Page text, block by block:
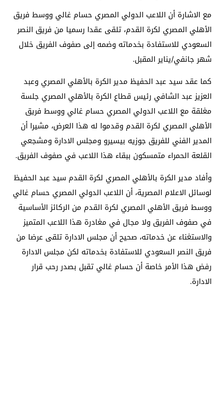
مع الاشارة أن اللاعب الدولي المصري حسام غالي ووسط فريق
الأهلي المصري لكرة القدم، تلقى عقدا رسميا من فريق النصر
السعودي للاستفادة بخدماته وضمه إلى صفوف الفريق خلال
شهر جانفي/يناير المقبل.
كما عقد سيد عبد الحفيظ مدير الكرة بالأهلي المصري وعبد
العزيز عبد الشافي رئيس قطاع الكرة بالأهلي المصري جلسة
مغلقة مع اللاعب الدولي المصري حسام غالي ووسط فريق
الأهلي المصري لكرة القدم وقدموا له هذا العرض، مشيرا أن
المدير الفني للفريق جوزيه بيسيرو ومجلس الادارة ومشجعي
القلعة الحمراء متمسكون ببقاء هذا اللاعب في صفوف الفريق.
وأفاد مدير الكرة بالأهلي المصري لكرة القدم سيد عبد الحفيظ
لوسائل الاعلام المصرية، أن اللاعب الدولي المصري حسام غالي
ووسط فريق الأهلي المصري لكرة القدم من الركائز الأساسية
في صفوف الفريق ولا مجال في مغادرة هذا اللاعب المتميز
والاستغناء عن خدماته، صحيح أن مجلس الادارة تلقى عرضا من
فريق النصر السعودي للاستفادة بخدماته لكن مجلس الادارة
رفض هذا الأمر خاصة أن حسام غالي تقبل بصدر رحب قرار
الادارة.